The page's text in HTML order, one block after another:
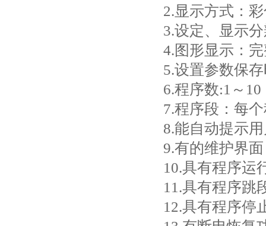
2.显示方式：
3.设定、显示
4.图形显示：
5.设置参数保
6.程序数:1～
7.程序段：每
8.能自动提示
9.有的维护界
10.具有程序运
11.具有程序跳
12.具有程序停